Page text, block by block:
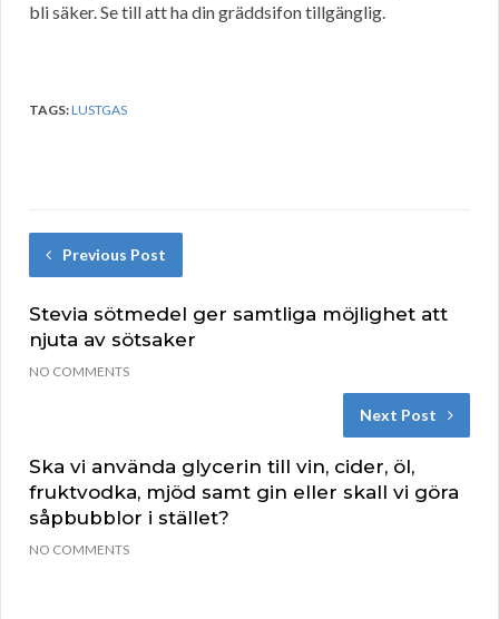
bli säker. Se till att ha din gräddsifon tillgänglig.
TAGS:LUSTGAS
Previous Post
Stevia sötmedel ger samtliga möjlighet att
njuta av sötsaker
NO COMMENTS
Next Post
Ska vi använda glycerin till vin, cider, öl,
fruktvodka, mjöd samt gin eller skall vi göra
såpbubblor i stället?
NO COMMENTS